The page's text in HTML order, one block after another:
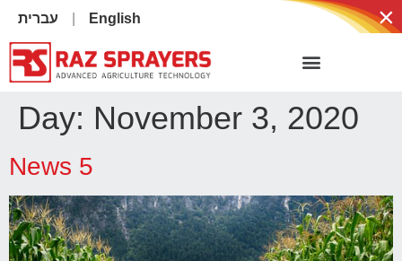
עברית English
Day: November 3, 2020
News 5
×